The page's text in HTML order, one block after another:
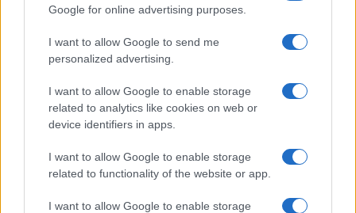
Google for online advertising purposes.
I want to allow Google to send me
personalized advertising.
I want to allow Google to enable storage
related to analytics like cookies on web or
device identifiers in apps.
I want to allow Google to enable storage
related to functionality of the website or app.
I want to allow Google to enable storage
CRYPTOKOERSEN
Naam Prijs
Eureka Bridged PAX Gold (Terra
(PAXG)
$4,205.78
Kinza Babylon Staked BTC
(KBTC)
$83,270.00